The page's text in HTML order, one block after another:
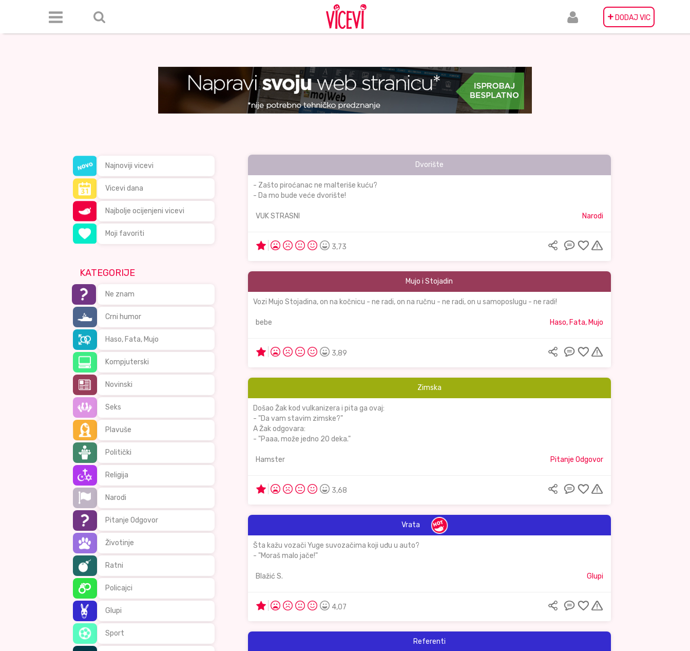
+ DODAJ VIC
Najnoviji vicevi
Vicevi dana
Najbolje ocijenjeni vicevi
Moji favoriti
KATEGORIJE
Ne znam
Crni humor
Haso, Fata, Mujo
Kompjuterski
Novinski
Seks
Plavuše
Politički
Religija
Narodi
Pitanje Odgovor
Životinje
Ratni
Policajci
Glupi
Sport
Dvorište
- Zašto piroćanac ne malteriše kuću?
- Da mo bude veće dvorište!
VUK STRASNI Narodi
3,73
Mujo i Stojadin
Vozi Mujo Stojadina, on na kočnicu - ne radi, on na ručnu - ne radi, on u samoposlugu - ne radi!
bebe Haso, Fata, Mujo
3,89
Zimska
Došao Žak kod vulkanizera i pita ga ovaj:
- "Da vam stavim zimske?"
A Žak odgovara:
- "Paaa, može jedno 20 deka."
Hamster Pitanje Odgovor
3,68
Vrata
Šta kažu vozači Yuge suvozačima koji uđu u auto?
- "Moraš malo jače!"
Blažić S. Glupi
4,07
Referenti